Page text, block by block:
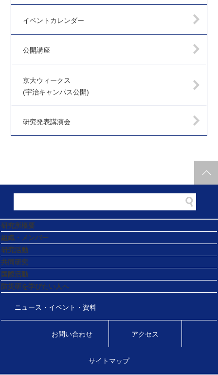
イベントカレンダー
公開講座
京大ウィークス
(宇治キャンパス公開)
研究発表講演会
研究所概要
組織・メンバー
研究活動
共同研究
国際活動
防災研を学びたい人へ
ニュース・イベント・資料
お問い合わせ アクセス
サイトマップ